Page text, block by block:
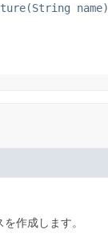
name)
作成します。